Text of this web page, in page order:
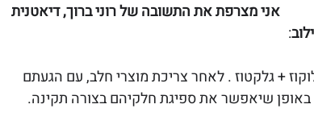
אני מצרפת את התשובה של רוני ברוך, דיאטנית
:
שמורכב מ-2 יחידות של גלוקוז + גלקטוז . לאחר צריכת מוצרי חלב, עם הגעתם
שיאפשר את ספיגת חלקיהם בצורה תקינה.